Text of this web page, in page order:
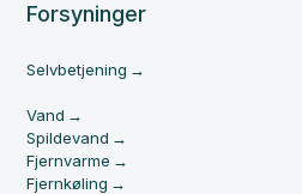
Forsyninger
Selvbetjening
Vand
Spildevand
Fjernvarme
Fjernkøling